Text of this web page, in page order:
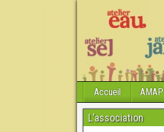
Accueil AMAP
L’association